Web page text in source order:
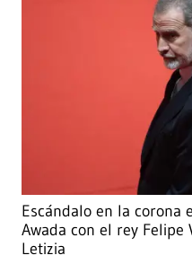
Escándalo en la corona
Awada con el rey Felipe
Letizia